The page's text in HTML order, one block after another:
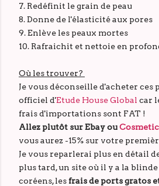
7. Redéfinit le grain de peau
8. Donne de l'élasticité aux pores
9. Enlève les peaux mortes
10. Rafraichit et nettoie en
Où les trouver?
Je vous déconseille d'acheter ces
officiel d'Etude House Global car
frais d'importations sont FAT !
Allez plutôt sur Ebay ouCosmetic
vous aurez -15% sur votre
Je vous reparlerai plus en détail
plus tard, un site où il y a la
coréens, lesfrais de ports gratos